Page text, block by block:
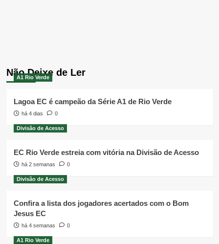
Não Deixe de Ler
A1 Rio Verde
Lagoa EC é campeão da Série A1 de Rio Verde
há 4 dias 0
Divisão de Acesso
EC Rio Verde estreia com vitória na Divisão de Acesso
há 2 semanas 0
Divisão de Acesso
Confira a lista dos jogadores acertados com o Bom
Jesus EC
há 4 semanas 0
A1 Rio Verde